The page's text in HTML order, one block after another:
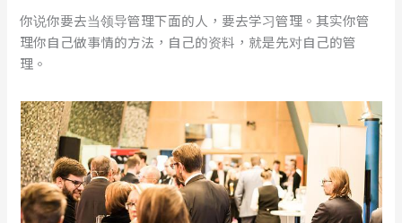
你说你要去当领导管理下面的人，要去学习管理。其实你管
理你自己做事情的方法，自己的资料，就是先对自己的管
理。